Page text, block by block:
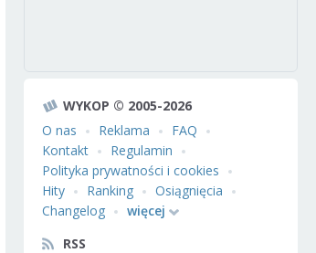
WYKOP © 2005-2026
O nas
Reklama
FAQ
Kontakt
Regulamin
Polityka prywatności i cookies
Hity
Ranking
Osiągnięcia
Changelog
więcej
RSS